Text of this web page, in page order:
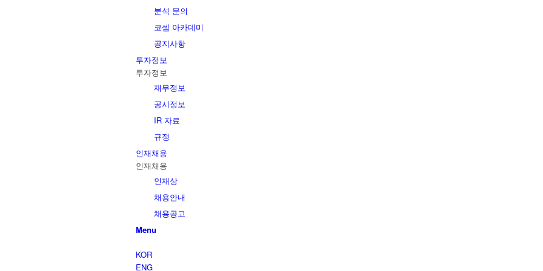
분석 문의
코셈 아카데미
공지사항
투자정보
투자정보
재무정보
공시정보
IR 자료
규정
인재채용
인재채용
인재상
채용안내
채용공고
Menu
KOR
ENG